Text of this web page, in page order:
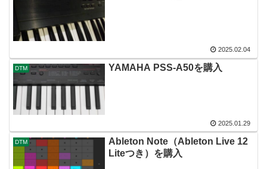
2025.02.04
DTM YAMAHA PSS-A50を購入
2025.01.29
DTM
Ableton Note（Ableton Live 12
Liteつき）を購入